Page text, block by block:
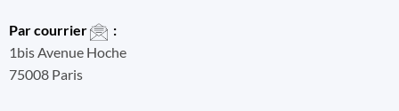
Par courrier
:
1bis Avenue Hoche
75008 Paris